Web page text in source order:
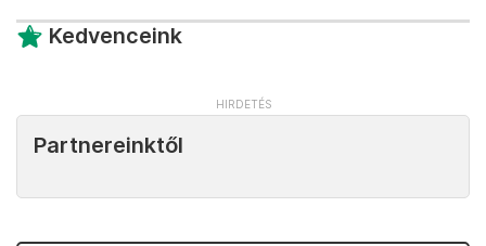
Kedvenceink
Partnereinktől